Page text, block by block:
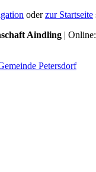
oderzur Startseite
Aindling |